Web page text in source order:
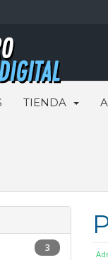
TIENDA
3